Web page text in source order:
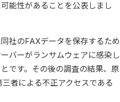
能性があることを公表しまし
社のFAXデータを保存するため
バーがランサムウェアに感染し
です。その後の調査の結果、原
者による不正アクセスである